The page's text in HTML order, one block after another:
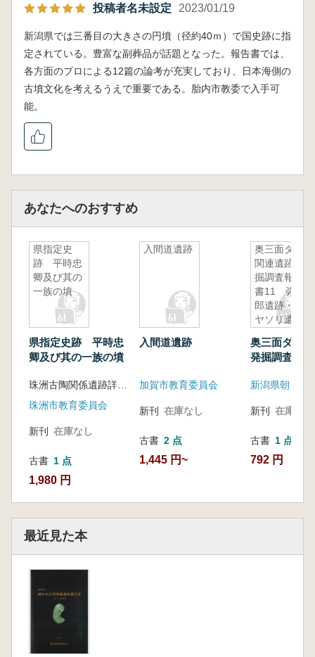
投稿者名未設定 2023/01/19
新潟県では三番目の大きさの円墳（径約40ｍ）で国史跡に指
定されている。豊富な副葬品が話題となった。報告書では、
各方面のプロによる12篇の論考が充実しており、日本海側の
古墳文化を考えるうえで重要である。胎内市教委で入手可
能。
あなたへのおすすめ
県指定史
跡 平時忠
卿及び其の
一族の墳
県指定史跡 平時忠
卿及び其の一族の墳
珠洲市教育委員会
新刊 在庫なし
古書 1 点
1,980 円
入間道遺跡
入間道遺跡
加賀市教育委員会
新刊 在庫なし
古書 2 点
1,445 円~
奥三面ダム
関連遺跡発
掘調査報告
書11 弥三
郎遺跡・ミ
ヤソリ遺跡
奥三面ダム
発掘調査報
リ遺跡
新刊 在庫なし
古書 1 点
792 円
最近見た本